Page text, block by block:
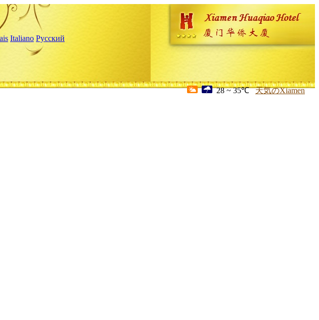
Italiano Русский
28 ~ 35℃ 天気のXiamen